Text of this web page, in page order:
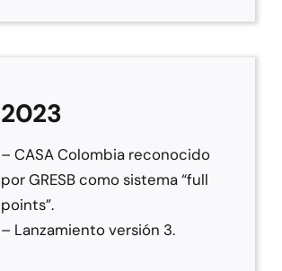
2023
– CASA Colombia reconocido
por GRESB como sistema “full
points”.
– Lanzamiento versión 3.